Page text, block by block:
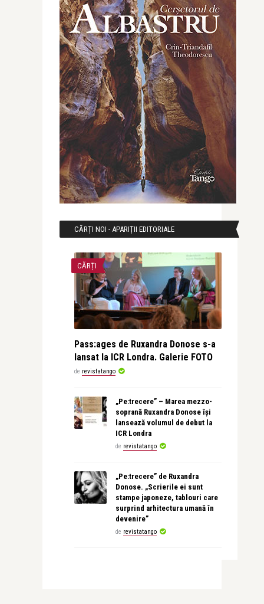
CĂRȚI NOI - APARIȚII EDITORIALE
CĂRȚI
Pass:ages de Ruxandra Donose s-a
lansat la ICR Londra. Galerie FOTO
de revistatango
„Pe:trecere” – Marea mezzo-
soprană Ruxandra Donose își
lansează volumul de debut la
ICR Londra
de revistatango
„Pe:trecere” de Ruxandra
Donose. „Scrierile ei sunt
stampe japoneze, tablouri care
surprind arhitectura umană în
devenire”
de revistatango